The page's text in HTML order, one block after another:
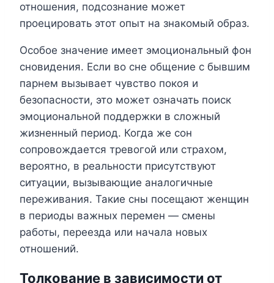
отношения, подсознание может
проецировать этот опыт на знакомый образ.
Особое значение имеет эмоциональный фон
сновидения. Если во сне общение с бывшим
парнем вызывает чувство покоя и
безопасности, это может означать поиск
эмоциональной поддержки в сложный
жизненный период. Когда же сон
сопровождается тревогой или страхом,
вероятно, в реальности присутствуют
ситуации, вызывающие аналогичные
переживания. Такие сны посещают женщин
в периоды важных перемен — смены
работы, переезда или начала новых
отношений.
Толкование в зависимости от